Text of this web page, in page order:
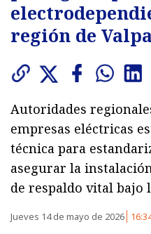
región de
Autoridades
empresas eléctricas
técnica para
asegurar la
de respaldo vital bajo
Jueves 14 de mayo de 2026